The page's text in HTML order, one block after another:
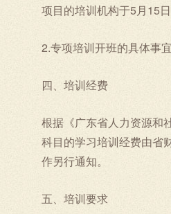
项目的培训机构于5月15
2.专项培训开班的具体事
四、培训经费
根据《广东省人力资源和
科目的学习培训经费由省
作另行通知。
五、培训要求